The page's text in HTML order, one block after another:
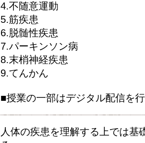
4.不随意運動
5.筋疾患
6.脱髄性疾患
7.パーキンソン病
8.末梢神経疾患
9.てんかん
■授業の一部はデジタル配信を
人体の疾患を理解する上では